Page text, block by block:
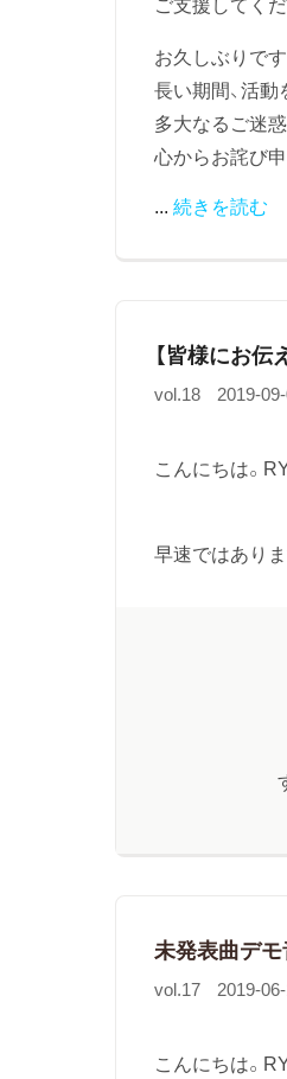
お久しぶりで
長い期間、活
多大なるご迷
心からお詫び
... 続きを読む
【皆様にお
vol.18 2019-
こんにちは。
早速ではあり
未発表曲デ
vol.17 2019-
こんにちは。